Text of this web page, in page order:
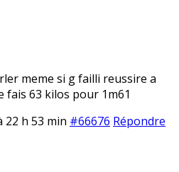
meme si g failli reussire a
fais 63 kilos pour 1m61
22 h 53 min #66676 Répondre